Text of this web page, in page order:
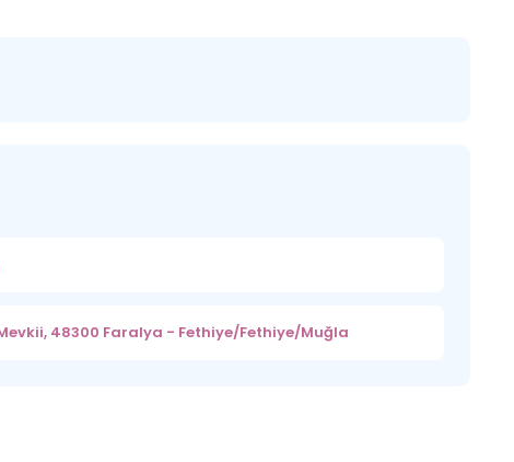
Mevkii, 48300 Faralya - Fethiye/Fethiye/Muğla